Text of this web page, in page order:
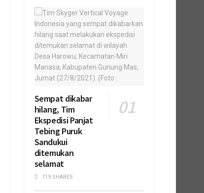
Sempat dikabar
hilang, Tim
Ekspedisi Panjat
Tebing Puruk
Sandukui
ditemukan
selamat
719 SHARES